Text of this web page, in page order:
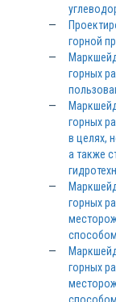
горной
горных
горных
в целях,
а также
горных
способом
горных